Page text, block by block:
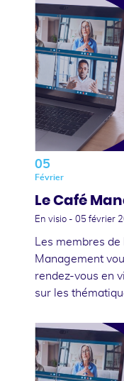
05
Février
Le Café
En visio - 05 février
Les membres
Management
rendez-vous en
sur les